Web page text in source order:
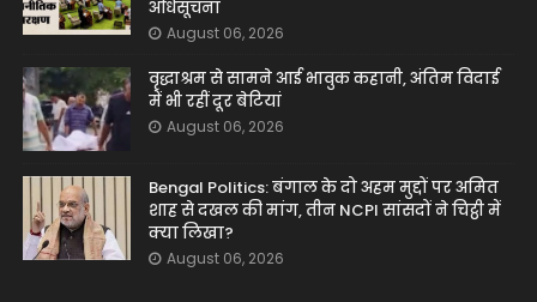
अधिसूचना
August 06, 2026
वृद्धाश्रम से सामने आई भावुक कहानी, अंतिम विदाई
में भी रहीं दूर बेटियां
August 06, 2026
Bengal Politics: बंगाल के दो अहम मुद्दों पर अमित
शाह से दखल की मांग, तीन NCPI सांसदों ने चिट्ठी में
क्या लिखा?
August 06, 2026